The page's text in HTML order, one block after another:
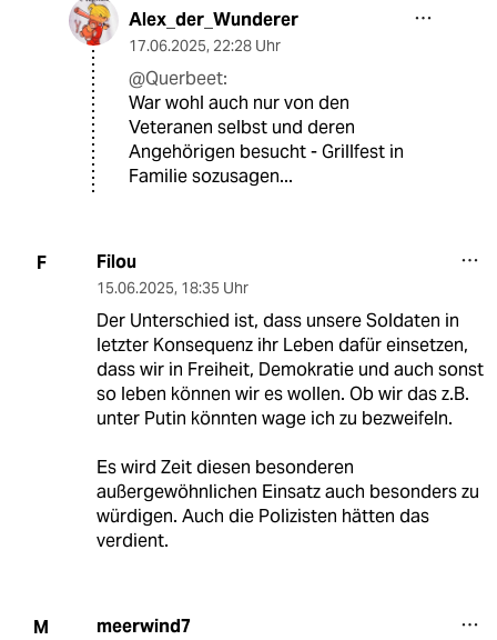
Alex_der_Wunderer
17.06.2025, 22:28 Uhr
@Querbeet:
War wohl auch nur von den
Veteranen selbst und deren
Angehörigen besucht - Grillfest in
Familie sozusagen...
F Filou
15.06.2025, 18:35 Uhr
Der Unterschied ist, dass unsere Soldaten in
letzter Konsequenz ihr Leben dafür einsetzen,
dass wir in Freiheit, Demokratie und auch sonst
so leben können wir es wollen. Ob wir das z.B.
unter Putin könnten wage ich zu bezweifeln.
Es wird Zeit diesen besonderen
außergewöhnlichen Einsatz auch besonders zu
würdigen. Auch die Polizisten hätten das
verdient.
M meerwind7